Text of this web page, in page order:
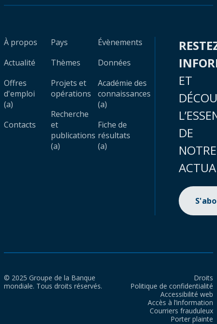
À propos
Actualité
Offres
d'emploi
(a)
Contacts
Pays
Thèmes
Projets et
opérations
Recherche
et
publications
(a)
Évènements
Données
Académie des
connaissances
(a)
Fiche de
résultats
(a)
ET
DE
NOTRE
© 2025 Groupe de la Banque
mondiale. Tous droits réservés.
Droits
Politique de confidentialité
Accessibilité web
Accès à l’information
Courriers frauduleux
Porter plainte